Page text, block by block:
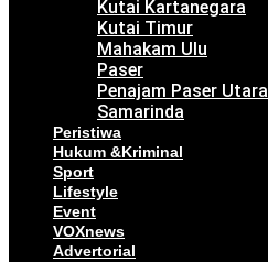
Kutai Kartanegara
Kutai Timur
Mahakam Ulu
Paser
Penajam Paser Utara
Samarinda
Peristiwa
Hukum &Kriminal
Sport
Lifestyle
Event
VOXnews
Advertorial